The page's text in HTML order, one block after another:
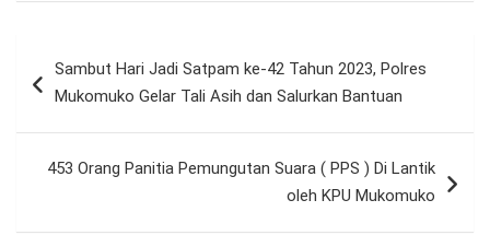
posSambut Hari Jadi Satpam ke-42 Tahun 2023, Polres
Mukomuko Gelar Tali Asih dan Salurkan Bantuan
453 Orang Panitia Pemungutan Suara ( PPS ) Di Lantik
oleh KPU Mukomuko